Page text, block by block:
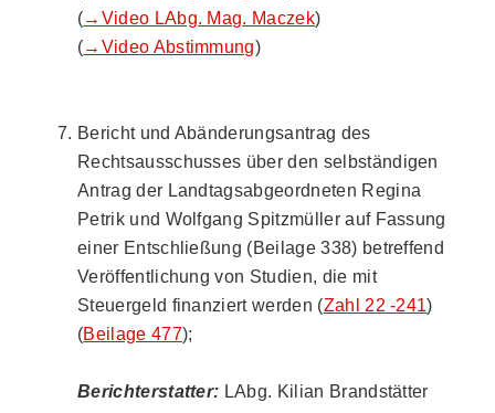
(→Video LAbg. Mag. Maczek)
(→Video Abstimmung)
Bericht und Abänderungsantrag des
Rechtsausschusses über den selbständigen
Antrag der Landtagsabgeordneten Regina
Petrik und Wolfgang Spitzmüller auf Fassung
einer Entschließung (Beilage 338) betreffend
Veröffentlichung von Studien, die mit
Steuergeld finanziert werden (Zahl 22 -241)
(Beilage 477);
Berichterstatter: LAbg. Kilian Brandstätter